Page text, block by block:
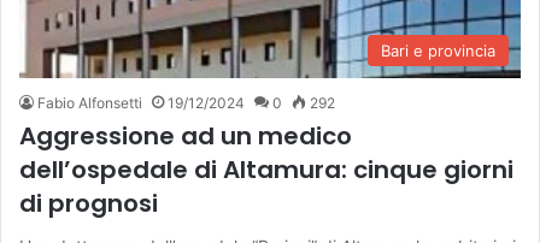
Bari e provincia
Fabio Alfonsetti 19/12/2024 0 292
Aggressione ad un medico
dell’ospedale di Altamura: cinque giorni
di prognosi